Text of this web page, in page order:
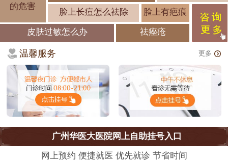
的危害
脸上长痘怎么祛除 脸上有疤痕
皮肤过敏怎么办 祛痤疮
温馨服务 更多
广州华医大医院网上自助挂号入口
网上预约 便捷就医 优先就诊 节省时间